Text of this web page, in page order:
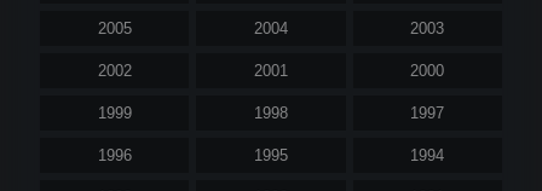
2005 2004 2003
2002 2001 2000
1999 1998 1997
1996 1995 1994